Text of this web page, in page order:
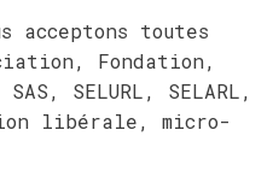
acceptons toutes
Fondation,
SELURL, SELARL,
libérale, micro-